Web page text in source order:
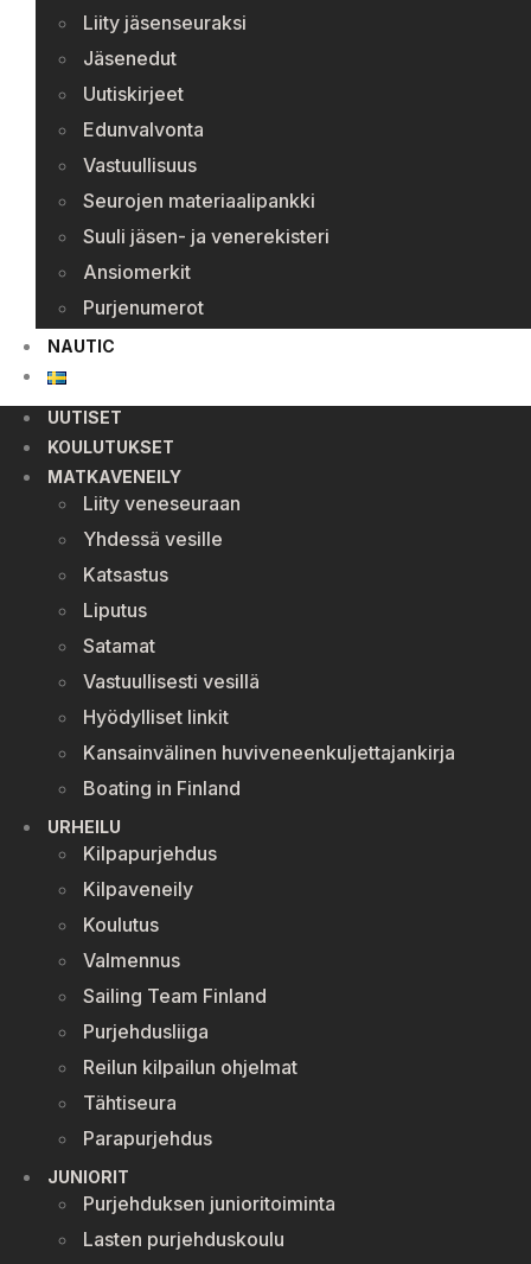
Liity jäsenseuraksi
Jäsenedut
Uutiskirjeet
Edunvalvonta
Vastuullisuus
Seurojen materiaalipankki
Suuli jäsen- ja venerekisteri
Ansiomerkit
Purjenumerot
NAUTIC
UUTISET
KOULUTUKSET
MATKAVENEILY
Liity veneseuraan
Yhdessä vesille
Katsastus
Liputus
Satamat
Vastuullisesti vesillä
Hyödylliset linkit
Kansainvälinen huviveneenkuljettajankirja
Boating in Finland
URHEILU
Kilpapurjehdus
Kilpaveneily
Koulutus
Valmennus
Sailing Team Finland
Purjehdusliiga
Reilun kilpailun ohjelmat
Tähtiseura
Parapurjehdus
JUNIORIT
Purjehduksen junioritoiminta
Lasten purjehduskoulu